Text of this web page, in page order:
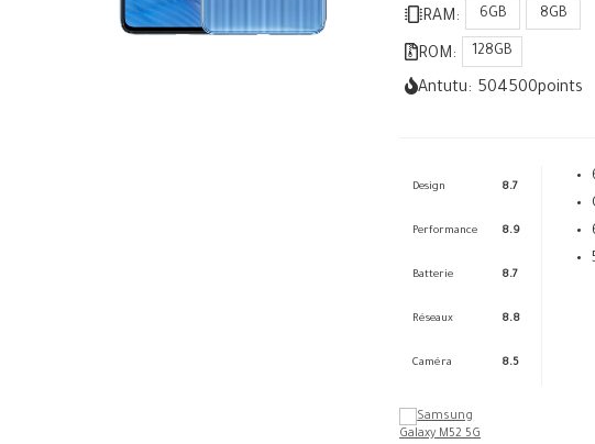
RAM: 6GB 8GB
ROM: 128GB
Antutu: 504500points
Design 8.7
Performance 8.9
Batterie 8.7
Réseaux 8.8
Caméra 8.5